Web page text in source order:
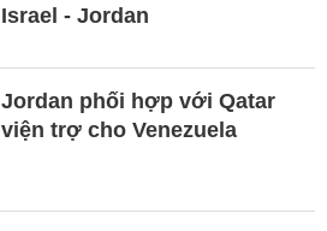
Israel - Jordan
Jordan phối hợp với Qatar
viện trợ cho Venezuela